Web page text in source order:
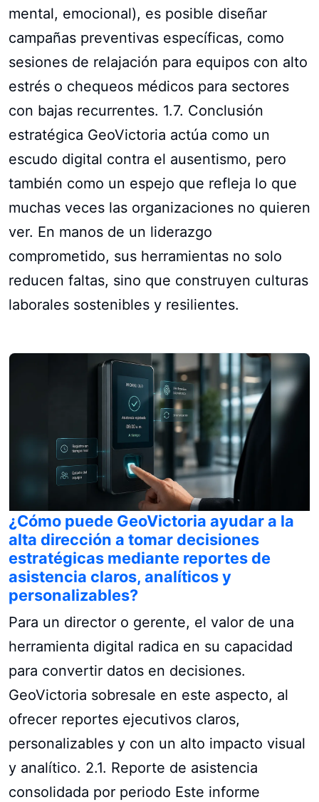
mental, emocional), es posible diseñar
campañas preventivas específicas, como
sesiones de relajación para equipos con alto
estrés o chequeos médicos para sectores
con bajas recurrentes. 1.7. Conclusión
estratégica GeoVictoria actúa como un
escudo digital contra el ausentismo, pero
también como un espejo que refleja lo que
muchas veces las organizaciones no quieren
ver. En manos de un liderazgo
comprometido, sus herramientas no solo
reducen faltas, sino que construyen culturas
laborales sostenibles y resilientes.
¿Cómo puede GeoVictoria ayudar a la
alta dirección a tomar decisiones
estratégicas mediante reportes de
asistencia claros, analíticos y
personalizables?
Para un director o gerente, el valor de una
herramienta digital radica en su capacidad
para convertir datos en decisiones.
GeoVictoria sobresale en este aspecto, al
ofrecer reportes ejecutivos claros,
personalizables y con un alto impacto visual
y analítico. 2.1. Reporte de asistencia
consolidada por periodo Este informe